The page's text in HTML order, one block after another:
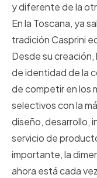
y diferente de la
En la Toscana, ya
tradición Casprini
Desde su creación,
de identidad de la
de competir en los
selectivos con la
diseño, desarrollo,
servicio de
importante, la
ahora está cada